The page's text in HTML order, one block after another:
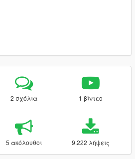
2 σχόλια 1 βίντεο
5 ακόλουθοι 9.222 λήψεις